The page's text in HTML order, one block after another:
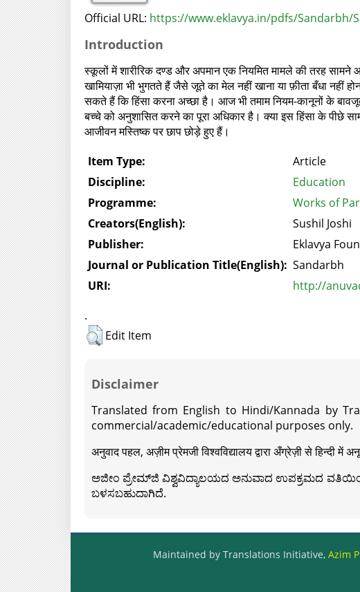
Official URL: https://www.eklavya.in/pdfs/Sandarbh/
Introduction
स्कूलों में शारीरिक दण्ड और अपमान एक नियमित मामले की तरह
खामियाज़ा भी भुगतते हैं जैसे जूते का मेल नहीं खाना या फ़ीता बँधा
सकते हैं कि हिंसा करना अच्छा है। आज भी तमाम नियम-कानूनों के
बच्चे को अनुशासित करने का पूरा अधिकार है। क्या इस हिंसा के पीछे
आजीवन मस्तिष्क पर छाप छोड़े हुए हैं।
Item Type:
Article
Discipline:
Education
Programme:
Works of
Creators(English):
Sushil Joshi
Publisher:
Eklavya
Journal or Publication Title(English): Sandarbh
URI:
http://
.
Edit Item
Disclaimer
Translated from English to Hindi/Kannada by
commercial/academic/educational purposes only.
अनुवाद पहल, अज़ीम प्रेमजी विश्वविद्यालय द्वारा अँग्रेज़ी से हिन्दी
ಅಜೀಂ ಪ್ರೇಮ್‍ಜಿ ವಿಶ್ವವಿದ್ಯಾಲಯದ ಅನುವಾದ ಉಪಕ್ರಮದ ವತಿಯಿಂದ
ಬಳಸಬಹುದಾಗಿದೆ.
Maintained by Translations Initiative, Azim